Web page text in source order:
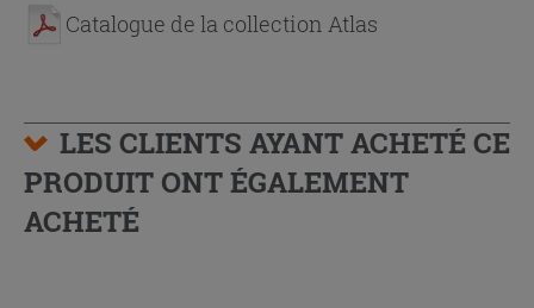
Catalogue de la collection Atlas
LES CLIENTS AYANT ACHETÉ CE
PRODUIT ONT ÉGALEMENT
ACHETÉ